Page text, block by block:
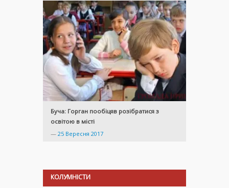
Буча: Горган пообіцяв розібратися з
освітою в місті
— 25 Вересня 2017
КОЛУМНІСТИ